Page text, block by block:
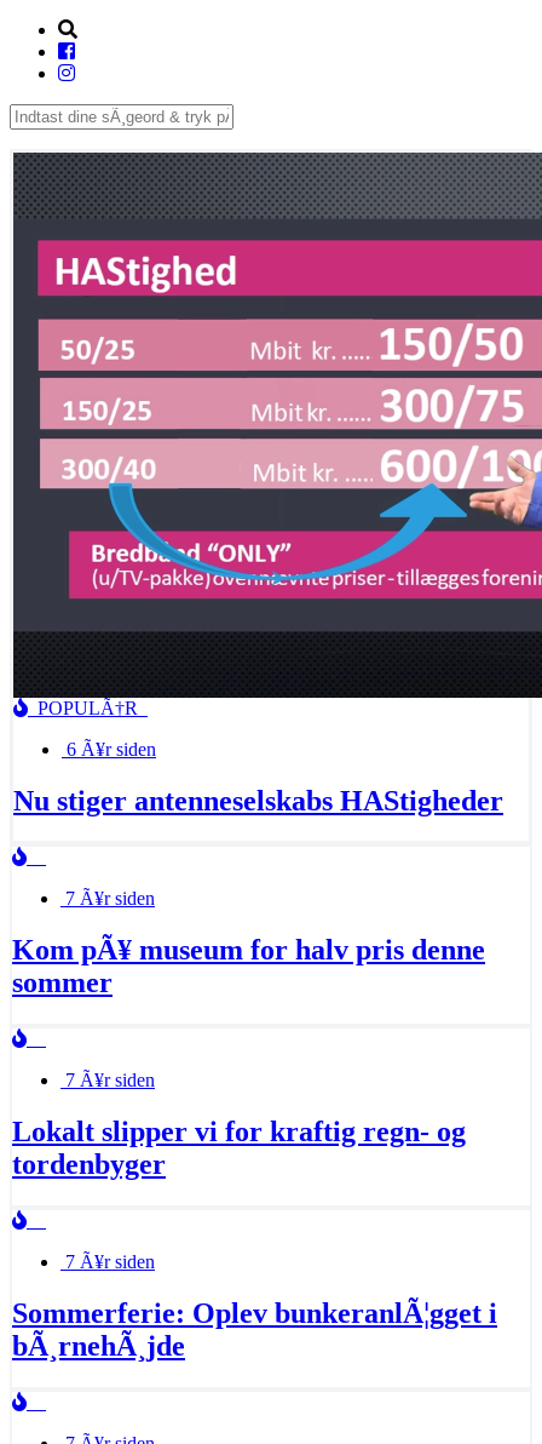
POPULÃ†R
6 Ã¥r siden
Nu stiger antenneselskabs HAStigheder
7 Ã¥r siden
Kom pÃ¥ museum for halv pris denne
sommer
7 Ã¥r siden
Lokalt slipper vi for kraftig regn- og
tordenbyger
7 Ã¥r siden
Sommerferie: Oplev bunkeranlÃ¦gget i
bÃ¸rnehÃ¸jde